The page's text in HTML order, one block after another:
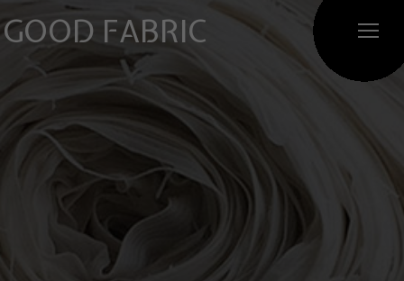
GOOD FABRIC